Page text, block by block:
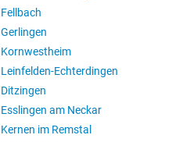
Fellbach
Gerlingen
Kornwestheim
Leinfelden-Echterdingen
Ditzingen
Esslingen am Neckar
Kernen im Remstal